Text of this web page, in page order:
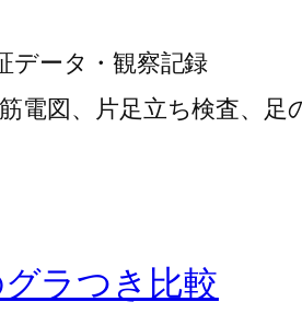
データ・観察記録
電図、片足立ち検査、
ラつき比較